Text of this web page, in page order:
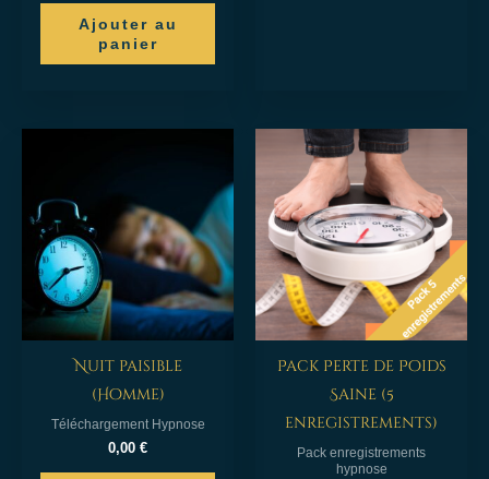
Ajouter au
panier
Nuit paisible
(Homme)
Téléchargement Hypnose
0,00 €
Pack Perte de Poids
Saine (5
enregistrements)
Pack enregistrements
hypnose